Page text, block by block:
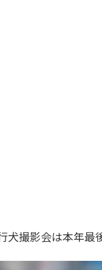
犬撮影会は本年最